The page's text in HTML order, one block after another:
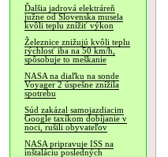
Ďalšia jadrová elektráreň
južne od Slovenska musela
kvôli teplu znížiť výkon
Železnice znižujú kvôli teplu
rýchlosť iba na 50 km/h,
spôsobuje to meškanie
NASA na diaľku na sonde
Voyager 2 úspešne znížila
spotrebu
Súd zakázal samojazdiacim
Google taxíkom dobíjanie v
noci, rušili obyvateľov
NASA pripravuje ISS na
inštaláciu posledných